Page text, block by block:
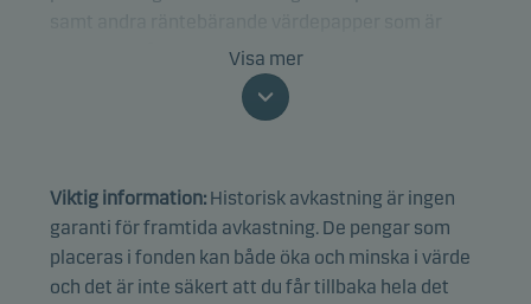
upptagna på eller handlas via en erkänd marknad
och som emitteras av kreditinstitut och regeringar
grad derivatinstrument och olika
hävstångsmetoder för att öka eller skydda
portföljen.
Visa mer
Viktig information: Historisk avkastning är ingen
garanti för framtida avkastning. De pengar som
placeras i fonden kan både öka och minska i värde
och det är inte säkert att du får tillbaka hela det